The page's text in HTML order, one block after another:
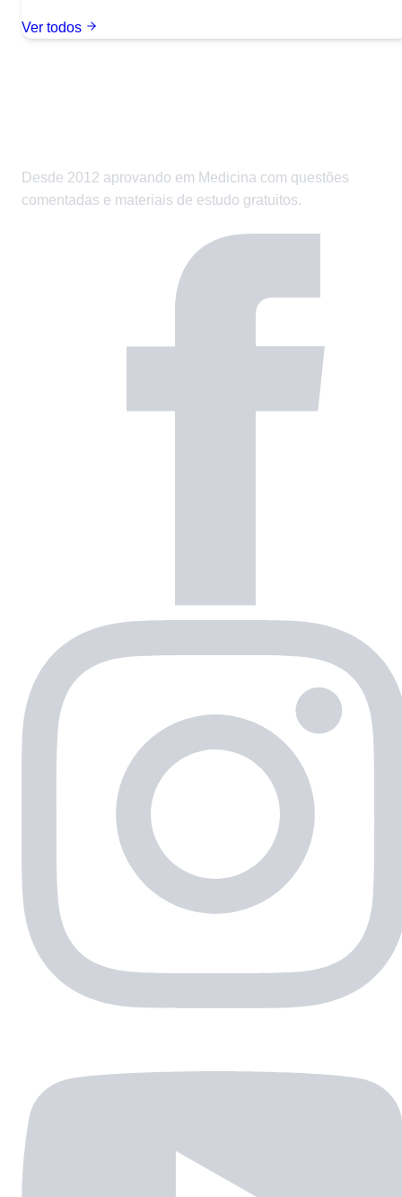
Ver todos
Desde 2012 aprovando em Medicina com questões
comentadas e materiais de estudo gratuitos.